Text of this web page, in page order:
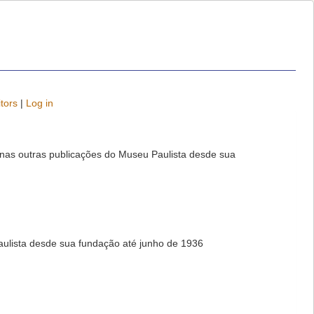
| Log in
outras publicações do Museu Paulista desde sua
desde sua fundação até junho de 1936